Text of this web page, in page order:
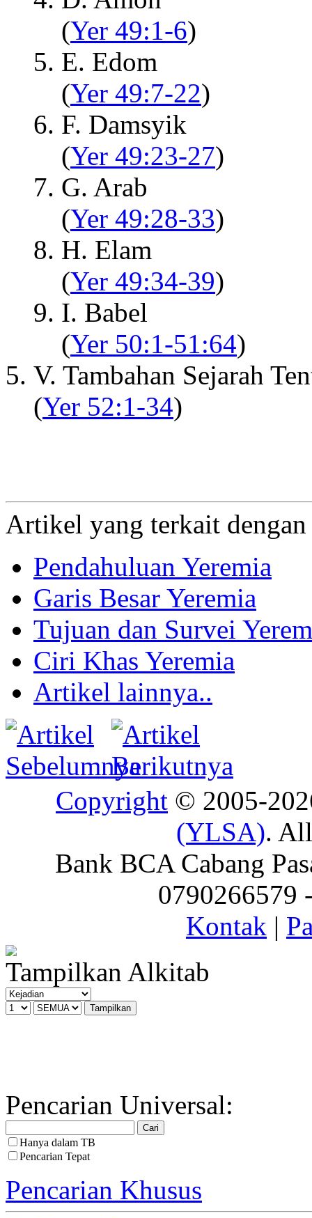
(Yer 49:1-6)
E. Edom
(Yer 49:7-22)
F. Damsyik
(Yer 49:23-27)
G. Arab
(Yer 49:28-33)
H. Elam
(Yer 49:34-39)
I. Babel
(Yer 50:1-51:64)
V. Tambahan Sejarah
(Yer 52:1-34)
Artikel yang terkait
Pendahuluan Yeremia
Garis Besar Yeremia
Tujuan dan Survei
Ciri Khas Yeremia
Artikel lainnya..
Copyright © 2005-
(YLSA).
Bank BCA Cabang
0790266579
Kontak |
Tampilkan Alkitab
Pencarian Universal:
Hanya dalam TB
Pencarian Tepat
Pencarian Khusus